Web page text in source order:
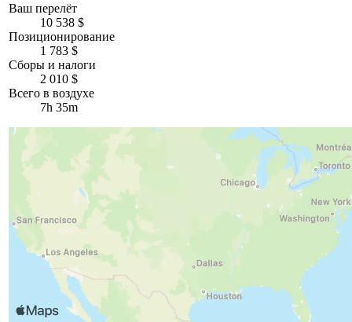
Ваш перелёт
10 538 $
Позиционирование
1 783 $
Сборы и налоги
2 010 $
Всего в воздухе
7h 35m